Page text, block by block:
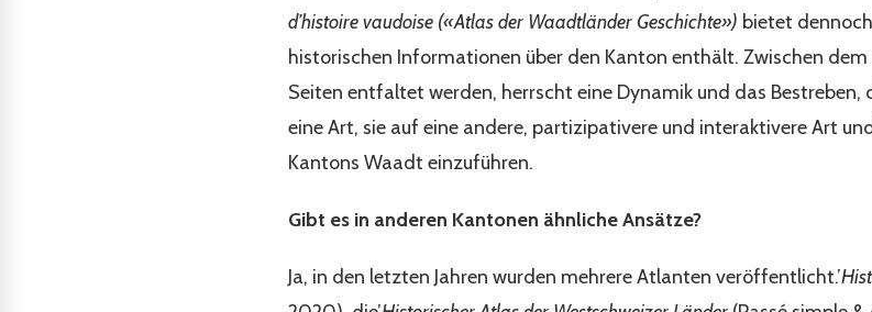
d’histoire vaudoise («Atlas der Waadtländer Geschichte») bietet
historischen Informationen über den Kanton enthält. Zwischen
Seiten entfaltet werden, herrscht eine Dynamik und das Bestreben,
eine Art, sie auf eine andere, partizipativere und interaktivere Art
Kantons Waadt einzuführen.
Gibt es in anderen Kantonen ähnliche Ansätze?
Ja, in den letzten Jahren wurden mehrere Atlanten veröffentlicht.’